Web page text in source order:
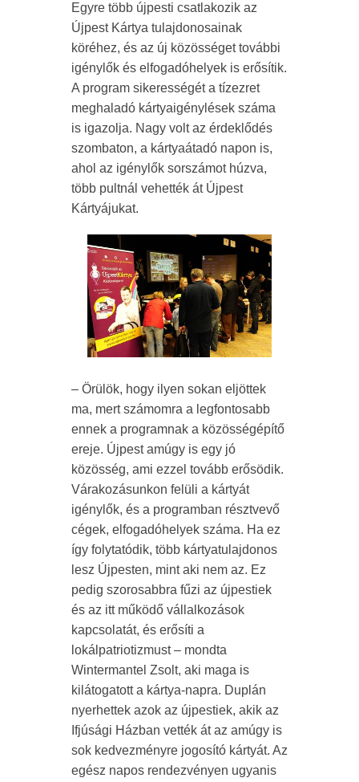
Egyre több újpesti csatlakozik az
Újpest Kártya tulajdonosainak
köréhez, és az új közösséget további
igénylők és elfogadóhelyek is erősítik.
A program sikerességét a tízezret
meghaladó kártyaigénylések száma
is igazolja. Nagy volt az érdeklődés
szombaton, a kártyaátadó napon is,
ahol az igénylők sorszámot húzva,
több pultnál vehették át Újpest
Kártyájukat.
– Örülök, hogy ilyen sokan eljöttek
ma, mert számomra a legfontosabb
ennek a programnak a közösségépítő
ereje. Újpest amúgy is egy jó
közösség, ami ezzel tovább erősödik.
Várakozásunkon felüli a kártyát
igénylők, és a programban résztvevő
cégek, elfogadóhelyek száma. Ha ez
így folytatódik, több kártyatulajdonos
lesz Újpesten, mint aki nem az. Ez
pedig szorosabbra fűzi az újpestiek
és az itt működő vállalkozások
kapcsolatát, és erősíti a
lokálpatriotizmust – mondta
Wintermantel Zsolt, aki maga is
kilátogatott a kártya-napra. Duplán
nyerhettek azok az újpestiek, akik az
Ifjúsági Házban vették át az amúgy is
sok kedvezményre jogosító kártyát. Az
egész napos rendezvényen ugyanis